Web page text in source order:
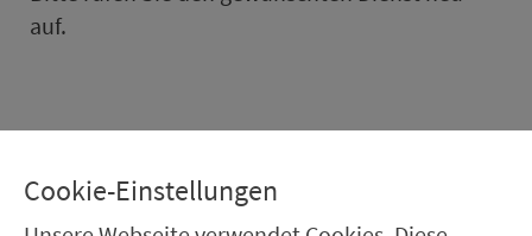
auf.
Cookie-Einstellungen